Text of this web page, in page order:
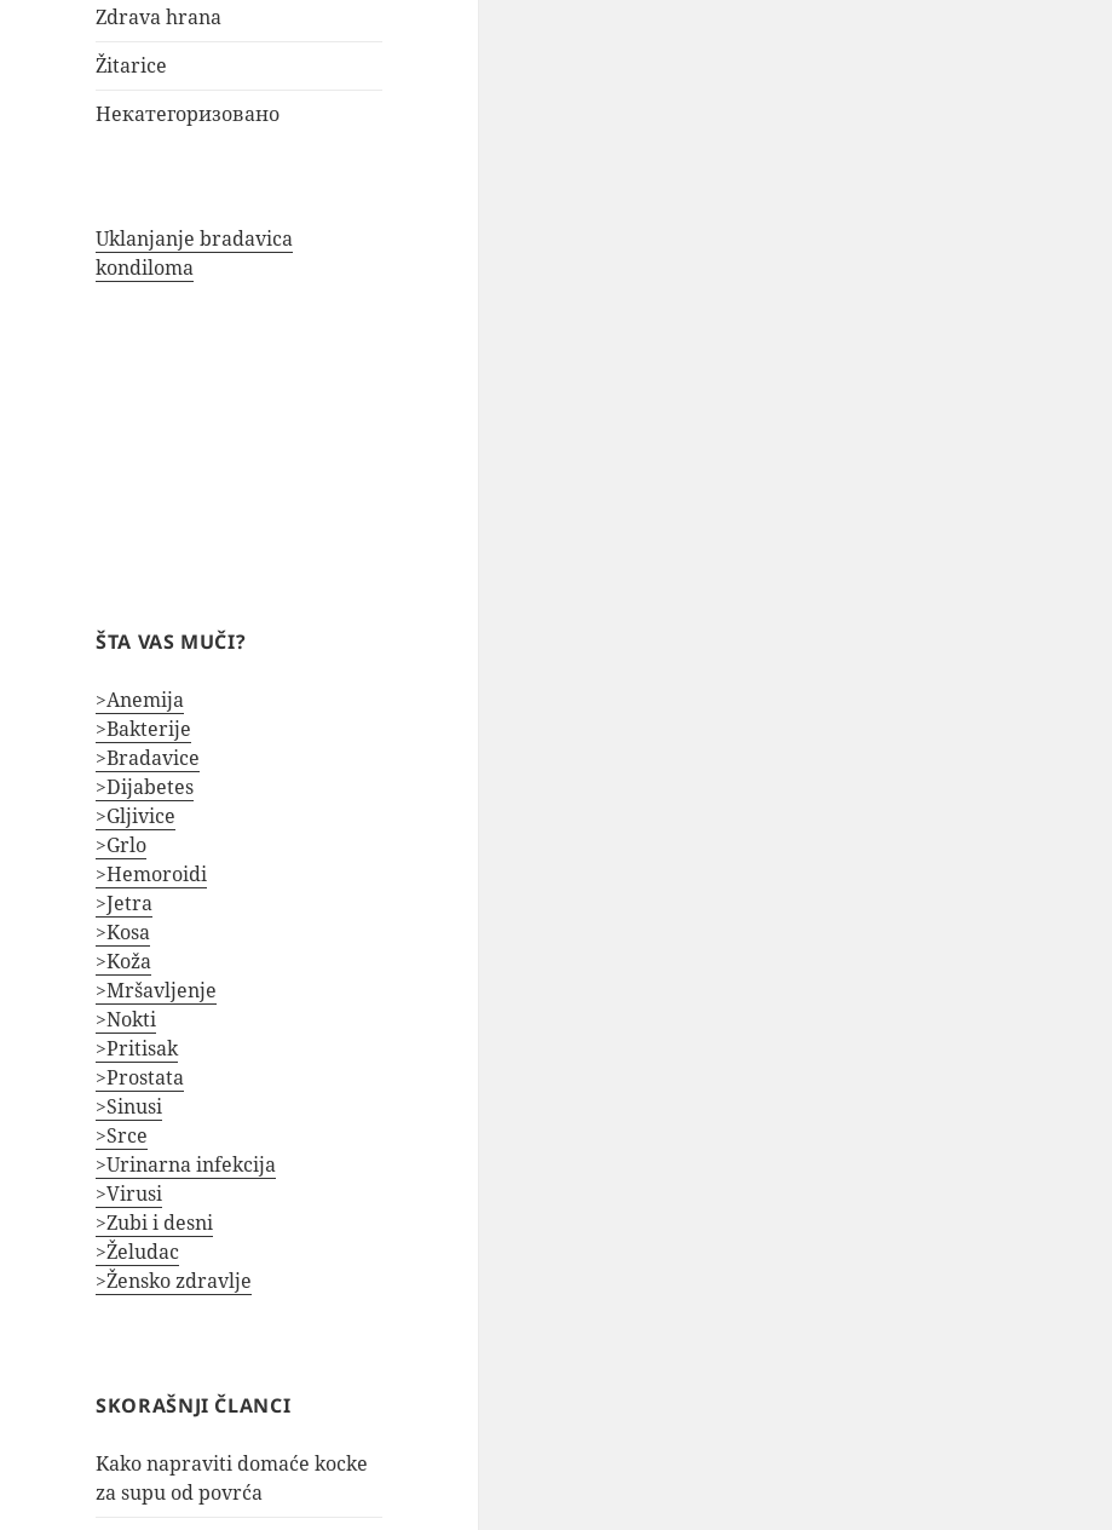
Zdrava hrana
Žitarice
Некатегоризовано
Uklanjanje bradavica
kondiloma
ŠTA VAS MUČI?
>Anemija
>Bakterije
>Bradavice
>Dijabetes
>Gljivice
>Grlo
>Hemoroidi
>Jetra
>Kosa
>Koža
>Mršavljenje
>Nokti
>Pritisak
>Prostata
>Sinusi
>Srce
>Urinarna infekcija
>Virusi
>Zubi i desni
>Želudac
>Žensko zdravlje
SKORAŠNJI ČLANCI
Kako napraviti domaće kocke
za supu od povrća